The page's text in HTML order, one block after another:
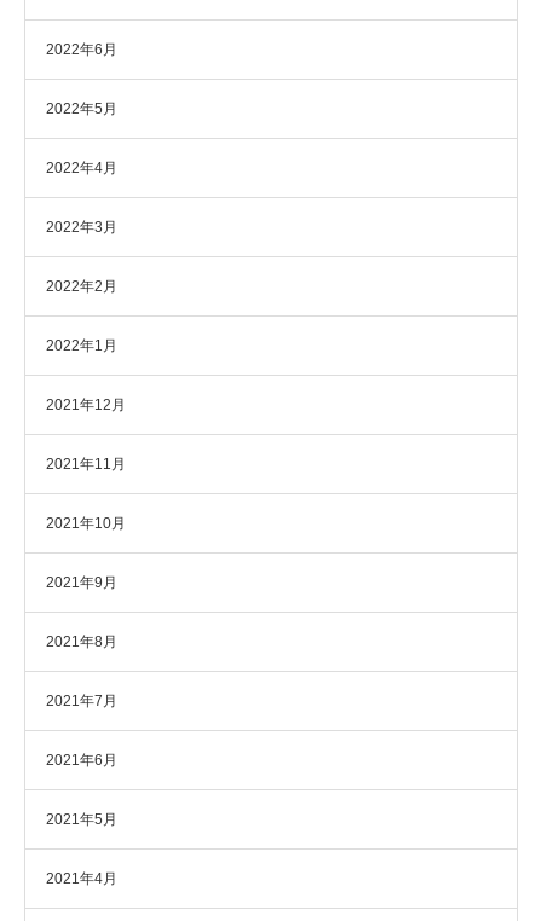
2022年6月
2022年5月
2022年4月
2022年3月
2022年2月
2022年1月
2021年12月
2021年11月
2021年10月
2021年9月
2021年8月
2021年7月
2021年6月
2021年5月
2021年4月